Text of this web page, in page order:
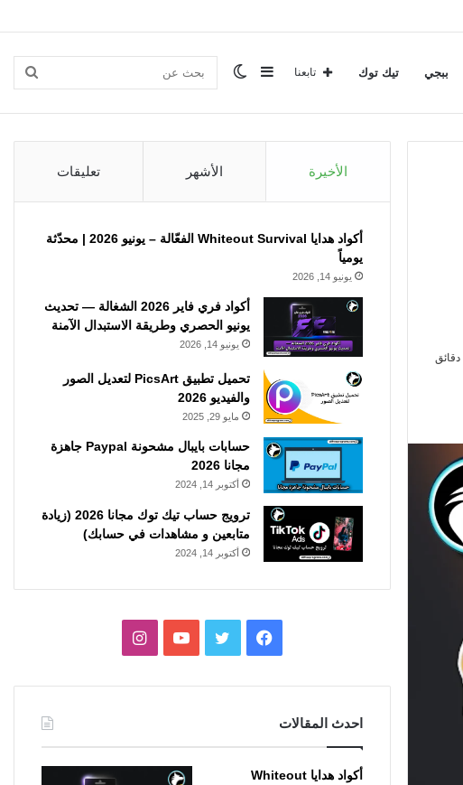
ببجي تيك توك بحث الوضعإضافة
جانبي
تابعنا
الأخيرة الأشهر تعليقات
أكواد هدايا Whiteout Survival الفعّالة – يونيو 2026 | محدّثة
يومياً
يونيو 14, 2026
أكواد فري فاير 2026 الشغالة — تحديث
يونيو الحصري وطريقة الاستبدال الآمنة
يونيو 14, 2026
تحميل تطبيق PicsArt لتعديل الصور
والفيديو 2026
مايو 29, 2025
حسابات بايبال مشحونة Paypal جاهزة
مجانا 2026
أكتوبر 14, 2024
ترويج حساب تيك توك مجانا 2026 (زيادة
متابعين و مشاهدات في حسابك)
أكتوبر 14, 2024
فيسبوكتويتر يوتيوبانستقرام
احدث المقالات
أكواد هدايا Whiteout